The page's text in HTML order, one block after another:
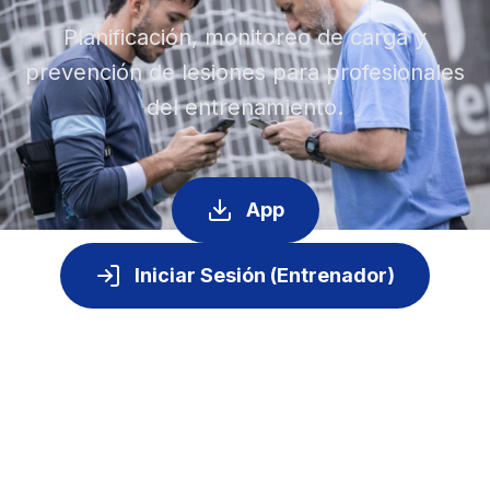
Planificación, monitoreo de carga y
prevención de lesiones para profesionales
del entrenamiento.
App
Iniciar Sesión (Entrenador)